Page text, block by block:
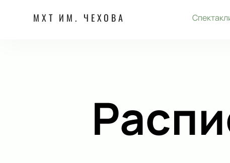
МХТ ИМ. ЧЕХОВА